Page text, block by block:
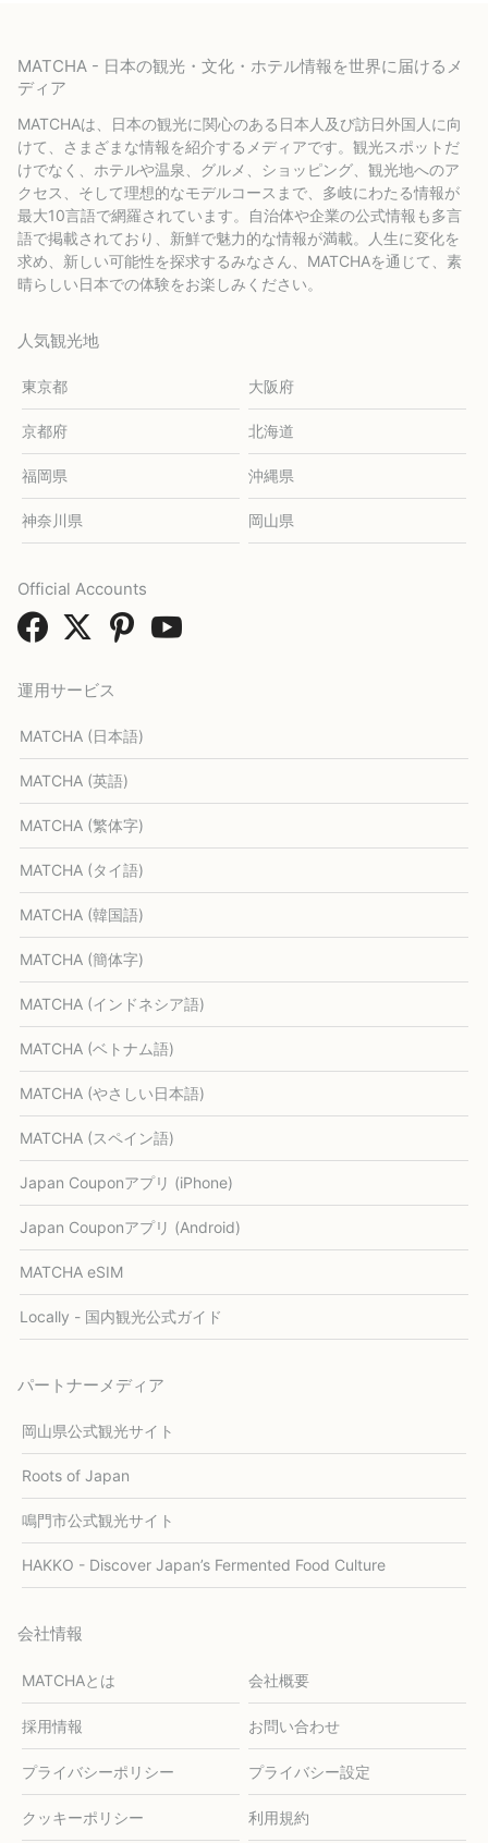
MATCHA - 日本の観光・文化・ホテル情報を世界に届けるメ
ディア
MATCHAは、日本の観光に関心のある日本人及び訪日外国人に向
けて、さまざまな情報を紹介するメディアです。観光スポットだ
けでなく、ホテルや温泉、グルメ、ショッピング、観光地へのア
クセス、そして理想的なモデルコースまで、多岐にわたる情報が
最大10言語で網羅されています。自治体や企業の公式情報も多言
語で掲載されており、新鮮で魅力的な情報が満載。人生に変化を
求め、新しい可能性を探求するみなさん、MATCHAを通じて、素
晴らしい日本での体験をお楽しみください。
人気観光地
東京都 大阪府
京都府 北海道
福岡県 沖縄県
神奈川県 岡山県
運用サービス
MATCHA (日本語)
MATCHA (英語)
MATCHA (繁体字)
MATCHA (タイ語)
MATCHA (韓国語)
MATCHA (簡体字)
MATCHA (インドネシア語)
MATCHA (ベトナム語)
MATCHA (やさしい日本語)
MATCHA (スペイン語)
Japan Couponアプリ (iPhone)
Japan Couponアプリ (Android)
MATCHA eSIM
Locally - 国内観光公式ガイド
パートナーメディア
岡山県公式観光サイト
Roots of Japan
鳴門市公式観光サイト
HAKKO - Discover Japan’s Fermented Food Culture
会社情報
MATCHAとは 会社概要
採用情報 お問い合わせ
プライバシーポリシー プライバシー設定
クッキーポリシー 利用規約
Official Accounts